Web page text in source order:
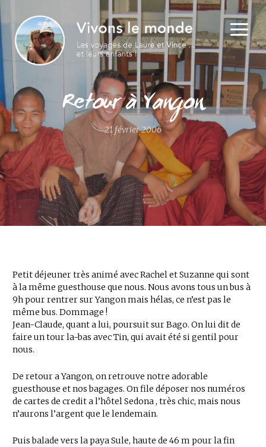
Retour à Yangon
21 février 2006
Petit déjeuner très animé avec Rachel et Suzanne qui sont
à la même guesthouse que nous. Nous avons tous un bus à
9h pour rentrer sur Yangon mais hélas, ce n’est pas le
même bus. Dommage !
Jean-Claude, quant a lui, poursuit sur Bago. On lui dit de
faire un tour la-bas avec Tin, qui avait été si gentil pour
nous.
De retour a Yangon, on retrouve notre adorable
guesthouse et nos bagages. On file déposer nos numéros
de cartes de credit a l’hôtel Sedona , très chic, mais nous
n’aurons l’argent que le lendemain.
Puis balade vers la paya Sule, haute de 46 m pour la fin